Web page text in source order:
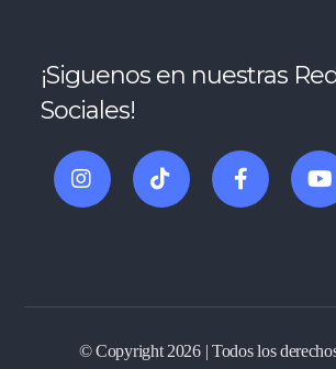
¡Siguenos en nuestras
Sociales!
© Copyright 2026 | Todos los